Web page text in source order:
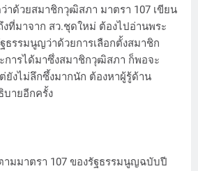
าด้วยสมาชิกวุฒิสภา มาตรา 107 เขียน
ที่มาจาก สว.ชุดใหม่ ต้องไปอ่านพระ
รรมนูญว่าด้วยการเลือกตั้งสมาชิก
การได้มาซึ่งสมาชิกวุฒิสภา ก็พอจะ
ยังไม่ลึกซึ้งมากนัก ต้องหาผู้รู้ด้าน
ายอีกครั้ง
ามมาตรา 107 ของรัฐธรรมนูญฉบับปี